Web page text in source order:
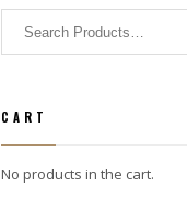
CART
No products in the cart.